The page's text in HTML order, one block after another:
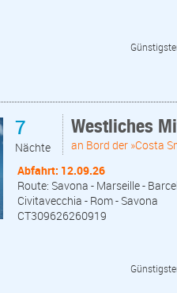
7
Nächte
Westliches
an Bord der »Costa
Abfahrt: 12.09.26
Route: Savona - Marseille -
Civitavecchia - Rom - Savona
CT309626260919